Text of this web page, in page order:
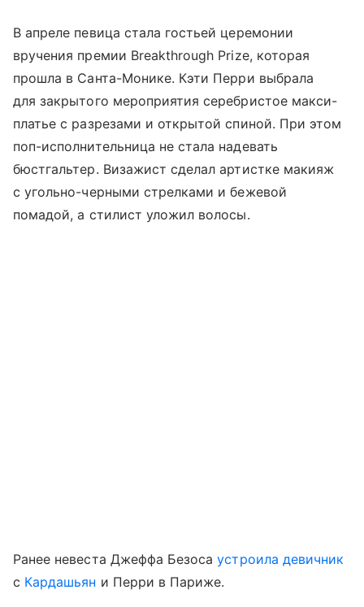
В апреле певица стала гостьей церемонии
вручения премии Breakthrough Prize, которая
прошла в Санта-Монике. Кэти Перри выбрала
для закрытого мероприятия серебристое макси-
платье с разрезами и открытой спиной. При этом
поп-исполнительница не стала надевать
бюстгальтер. Визажист сделал артистке макияж
с угольно-черными стрелками и бежевой
помадой, а стилист уложил волосы.
Ранее невеста Джеффа Безосаустроила девичник
с Кардашьян и Перри в Париже.